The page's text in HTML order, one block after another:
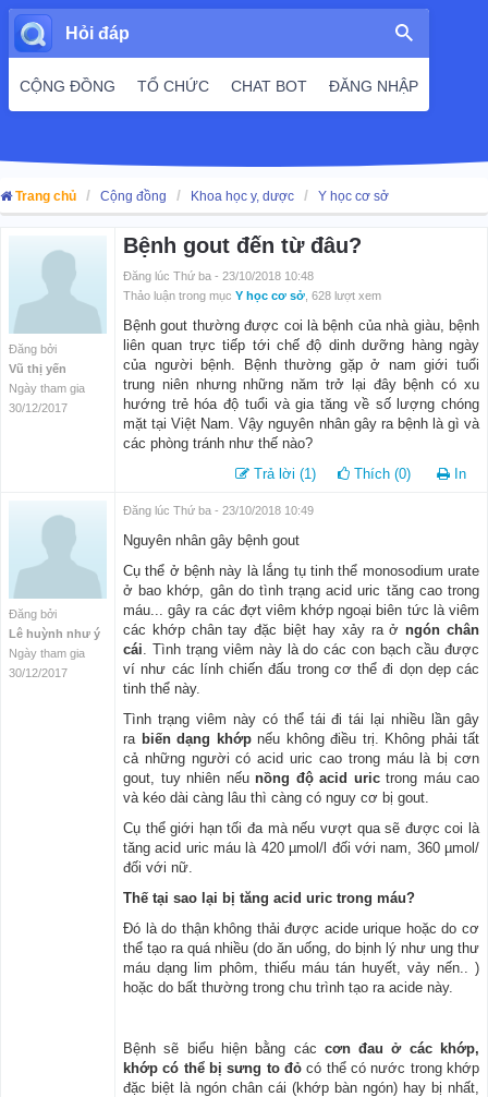
Hỏi đáp
CỘNG ĐỒNG TỔ CHỨC CHAT BOT ĐĂNG NHẬP
Trang chủ Cộng đồng Khoa học y, dược Y học cơ sở
Đăng bởi
Vũ thị yến
Ngày tham gia
30/12/2017
Bệnh gout đến từ đâu?
Đăng lúc Thứ ba - 23/10/2018 10:48
Thảo luận trong mục Y học cơ sở , 628 lượt xem
Bệnh gout thường được coi là bệnh của nhà giàu, bệnh
liên quan trực tiếp tới chế độ dinh dưỡng hàng ngày
của người bệnh. Bệnh thường gặp ở nam giới tuổi
trung niên nhưng những năm trở lại đây bệnh có xu
hướng trẻ hóa độ tuổi và gia tăng về số lượng chóng
mặt tại Việt Nam. Vậy nguyên nhân gây ra bệnh là gì và
các phòng tránh như thế nào?
Trả lời (1)
Thích (0) In
Đăng bởi
Lê huỳnh như ý
Ngày tham gia
30/12/2017
Đăng lúc Thứ ba - 23/10/2018 10:49
Nguyên nhân gây bệnh gout
Cụ thể ở bệnh này là lắng tụ tinh thể monosodium urate
ở bao khớp, gân do tình trạng acid uric tăng cao trong
máu... gây ra các đợt viêm khớp ngoại biên tức là viêm
các khớp chân tay đặc biệt hay xảy ra ởngón chân
cái. Tình trạng viêm này là do các con bạch cầu được
ví như các lính chiến đấu trong cơ thể đi dọn dẹp các
tinh thể này.
Tình trạng viêm này có thể tái đi tái lại nhiều lần gây
ra biến dạng khớpnếu không điều trị. Không phải tất
cả những người có acid uric cao trong máu là bị cơn
gout, tuy nhiên nếu nồng độ acid urictrong máu cao
và kéo dài càng lâu thì càng có nguy cơ bị gout.
Cụ thể giới hạn tối đa mà nếu vượt qua sẽ được coi là
tăng acid uric máu là 420 µmol/l đối với nam, 360 µmol/
đối với nữ.
Thế tại sao lại bị tăng acid uric trong máu?
Đó là do thận không thải được acide urique hoặc do cơ
thể tạo ra quá nhiều (do ăn uống, do bịnh lý như ung thư
máu dạng lim phôm, thiếu máu tán huyết, vảy nến.. )
hoặc do bất thường trong chu trình tạo ra acide này.
Bệnh sẽ biểu hiện bằng các cơn đau ở các khớp,
khớp có thể bị sưng to đỏ có thể có nước trong khớp
đặc biệt là ngón chân cái (khớp bàn ngón) hay bị nhất,